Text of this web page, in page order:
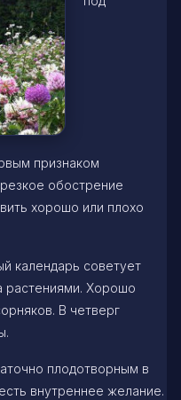
признаком
обострение
хорошо или плохо
календарь советует
растениями. Хорошо
В четверг
плодотворным в
внутреннее желание.